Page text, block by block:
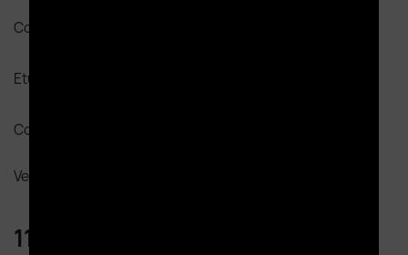
Contenant :
Etui :
Conditionnement :
Vendu en carton de
110,00 €